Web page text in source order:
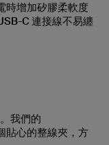
時增加矽膠柔軟度
C 連接線不易纏
我們的
貼心的整線夾，方